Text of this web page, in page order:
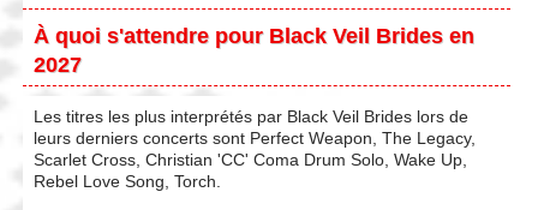
À quoi s'attendre pour Black Veil Brides en
2027
Les titres les plus interprétés par Black Veil Brides lors de
leurs derniers concerts sont Perfect Weapon, The Legacy,
Scarlet Cross, Christian 'CC' Coma Drum Solo, Wake Up,
Rebel Love Song, Torch.